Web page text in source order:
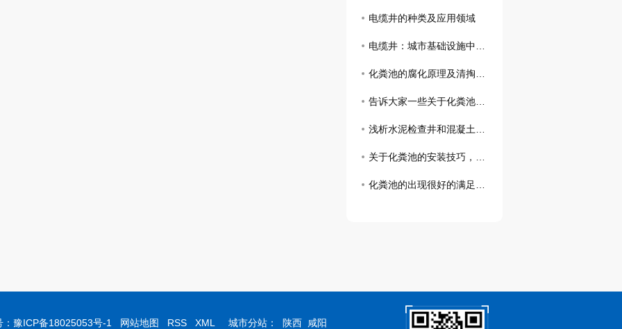
电缆井的种类及应用领域
电缆井：城市基础设施中的重要组成部分
化粪池的腐化原理及清掏流程了解一下吧！
告诉大家一些关于化粪池的的相关知识和清理方法
浅析水泥检查井和混凝土检查井施工中需要注意的事项
关于化粪池的安装技巧，你可以通过这几点来了解
化粪池的出现很好的满足了我们的日常需求
豫ICP备18025053号-1 网站地图 RSS XML城市分站： 陕西 咸阳